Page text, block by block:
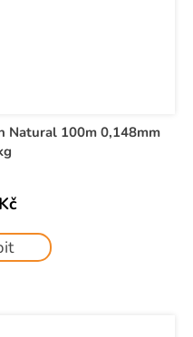
Natural 100m 0,148mm